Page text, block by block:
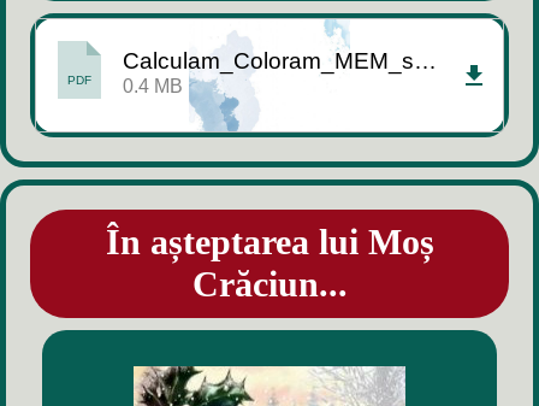
PDF
Calculam_Coloram_MEM_spiridus.pdf
0.4 MB
În așteptarea lui Moș
Crăciun...